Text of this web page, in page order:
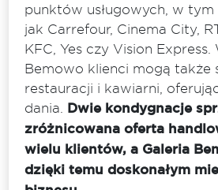
punktów usługowych, w
jak Carrefour, Cinema City,
KFC, Yes czy Vision Express.
Bemowo klienci mogą także
restauracji i kawiarni,
dania. Dwie kondygnacje
zróżnicowana oferta
wielu klientów, a Galeria
dzięki temu doskonałym